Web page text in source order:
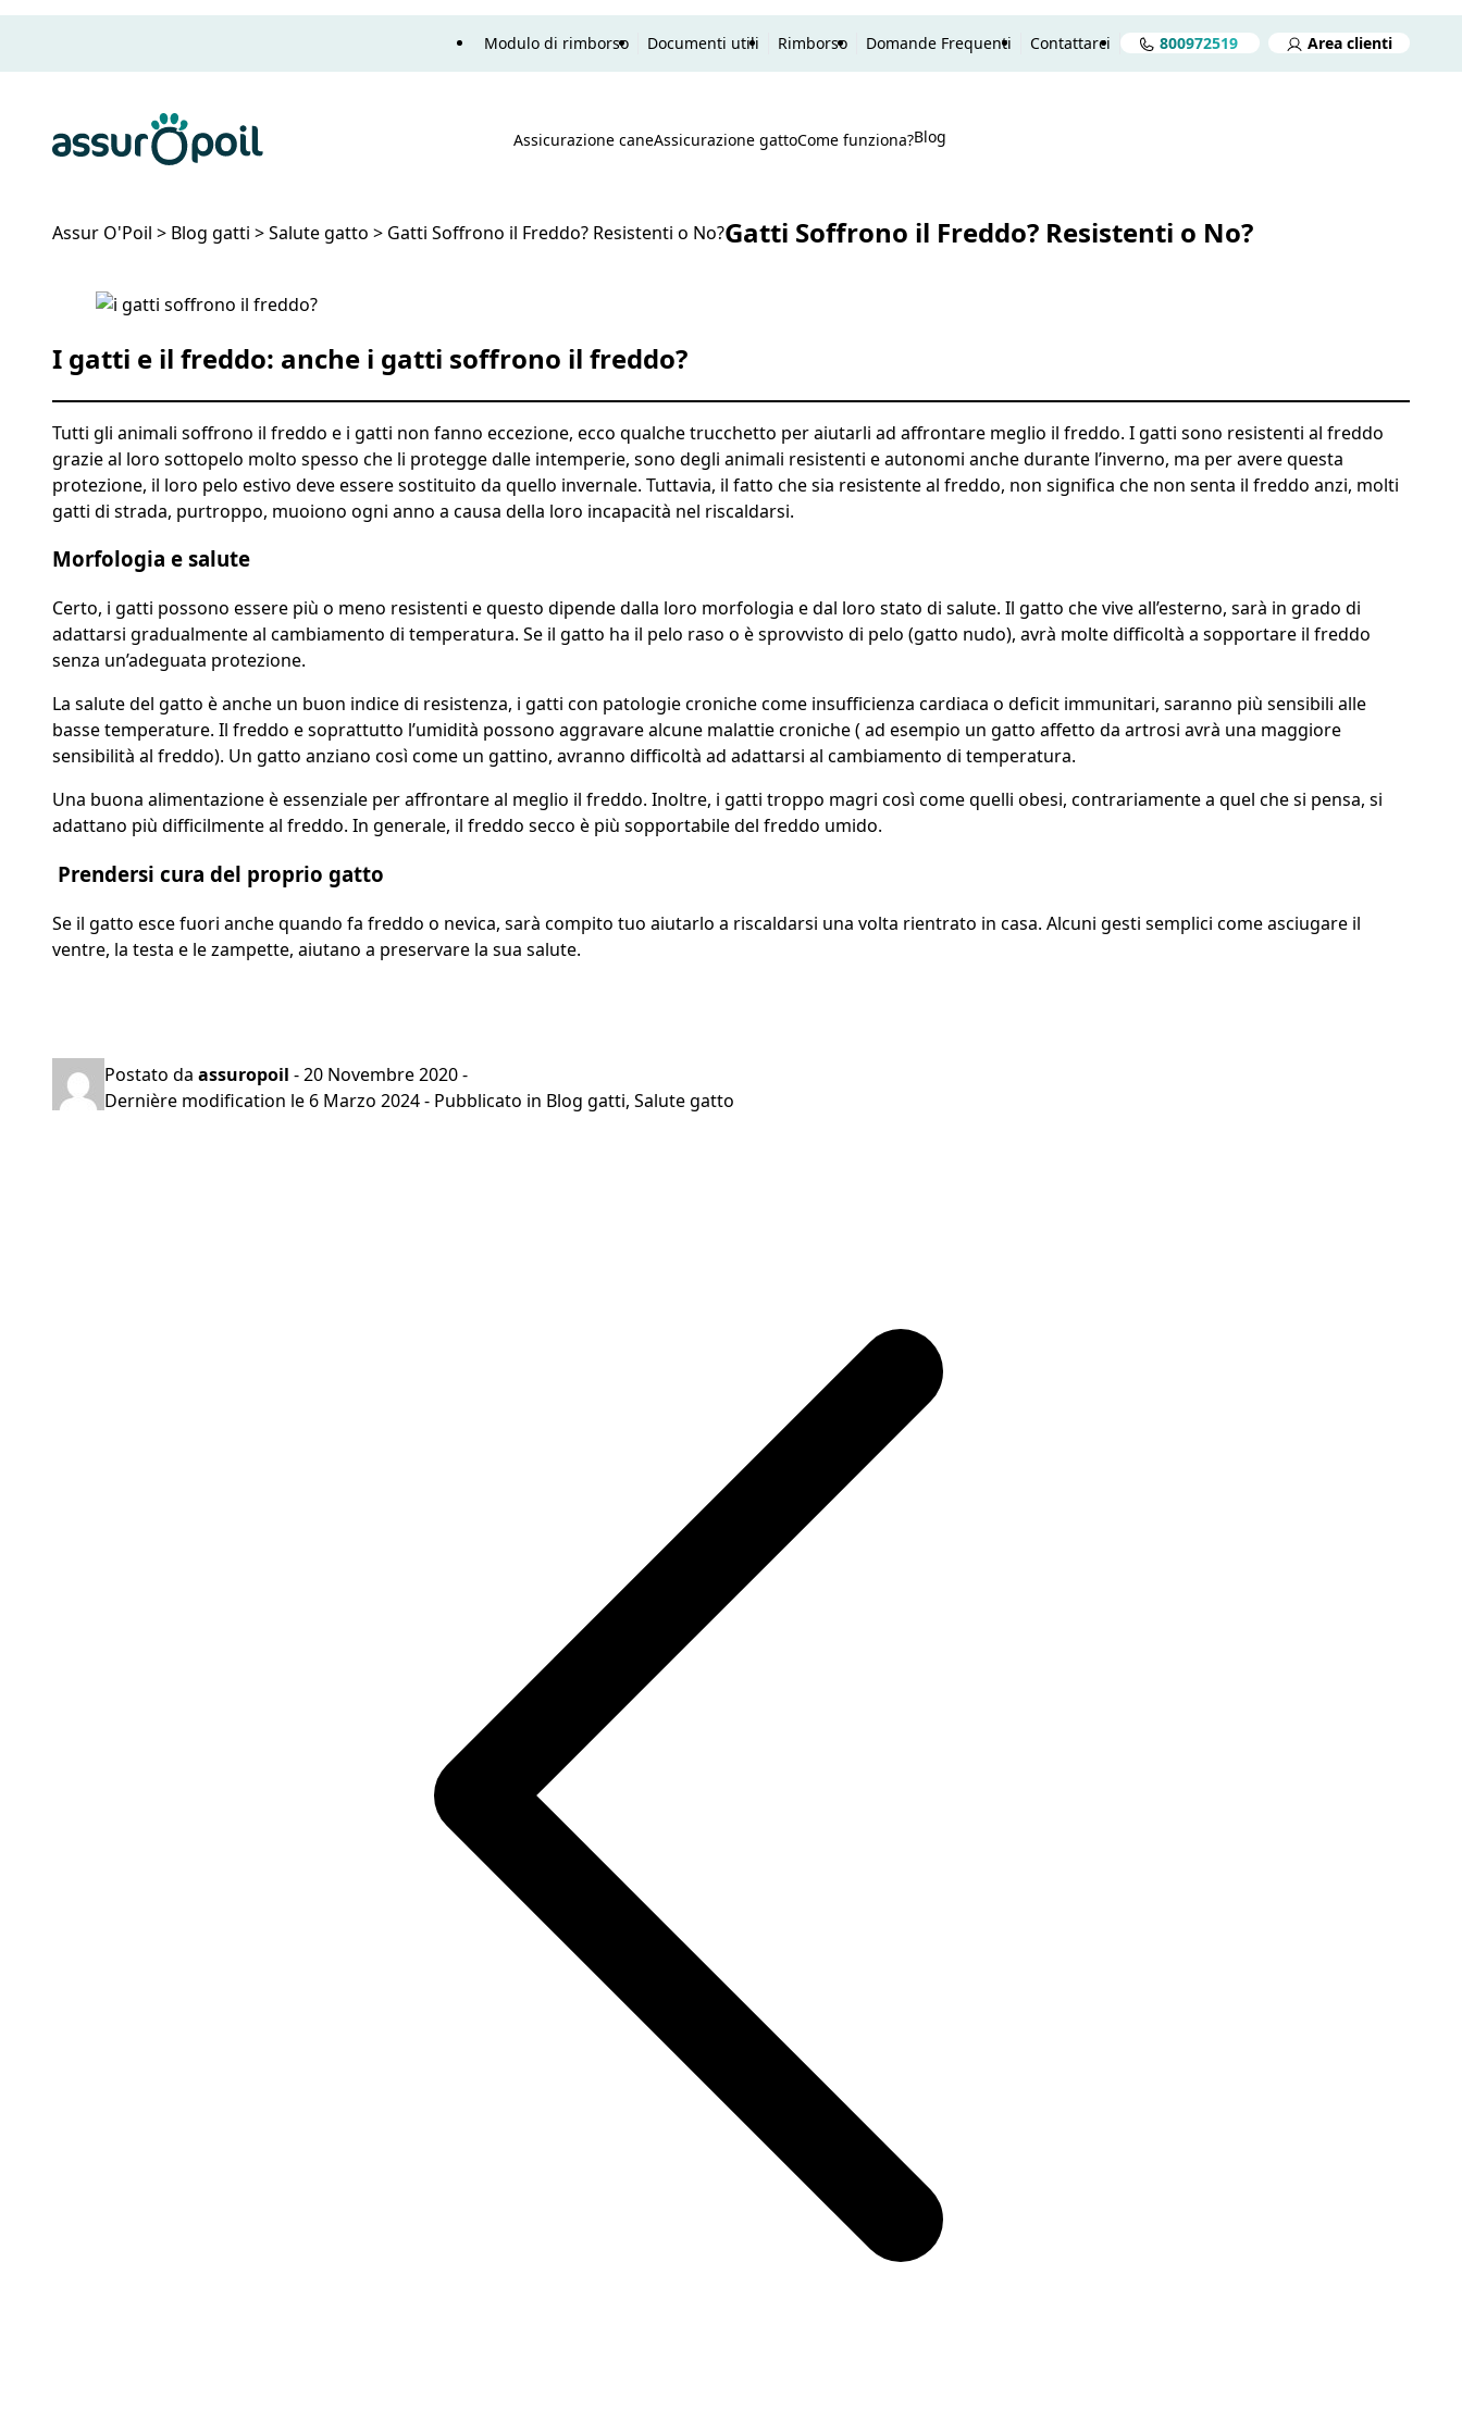
Modulo di rimborso Documenti utili Rimborso Domande Frequenti Contattarci 800972519 Area clienti
Ricerca
Assicurazione caneAssicurazione gattoCome funziona?Blog
Assur O'Poil > Blog gatti >Salute gatto > Gatti Soffrono il Freddo? Resistenti o No?Gatti Soffrono il Freddo? Resistenti o No?
Gatti Soffrono il Freddo? Resistenti o No?
I gatti e il freddo: anche i gatti soffrono il freddo?
Tutti gli animali soffrono il freddo e i gatti non fanno eccezione, ecco qualche trucchetto per aiutarli ad affrontare meglio il freddo. I gatti sono resistenti al freddo
grazie al loro sottopelo molto spesso che li protegge dalle intemperie, sono degli animali resistenti e autonomi anche durante l’inverno, ma per avere questa
protezione, il loro pelo estivo deve essere sostituito da quello invernale. Tuttavia, il fatto che sia resistente al freddo, non significa che non senta il freddo anzi, molti
gatti di strada, purtroppo, muoiono ogni anno a causa della loro incapacità nel riscaldarsi.
Morfologia e salute
Certo, i gatti possono essere più o meno resistenti e questo dipende dalla loro morfologia e dal loro stato di salute. Il gatto che vive all’esterno, sarà in grado di
adattarsi gradualmente al cambiamento di temperatura. Se il gatto ha il pelo raso o è sprovvisto di pelo (gatto nudo), avrà molte difficoltà a sopportare il freddo
senza un’adeguata protezione.
La salute del gatto è anche un buon indice di resistenza, i gatti con patologie croniche come insufficienza cardiaca o deficit immunitari, saranno più sensibili alle
basse temperature. Il freddo e soprattutto l’umidità possono aggravare alcune malattie croniche ( ad esempio un gatto affetto da artrosi avrà una maggiore
sensibilità al freddo). Un gatto anziano così come un gattino, avranno difficoltà ad adattarsi al cambiamento di temperatura.
Una buona alimentazione è essenziale per affrontare al meglio il freddo. Inoltre, i gatti troppo magri così come quelli obesi, contrariamente a quel che si pensa, si
adattano più difficilmente al freddo. In generale, il freddo secco è più sopportabile del freddo umido.
Prendersi cura del proprio gatto
Se il gatto esce fuori anche quando fa freddo o nevica, sarà compito tuo aiutarlo a riscaldarsi una volta rientrato in casa. Alcuni gesti semplici come asciugare il
ventre, la testa e le zampette, aiutano a preservare la sua salute.
Postato da assuropoil -20 Novembre 2020-
Dernière modification le 6 Marzo 2024- Pubblicato in Blog gatti, Salute gatto